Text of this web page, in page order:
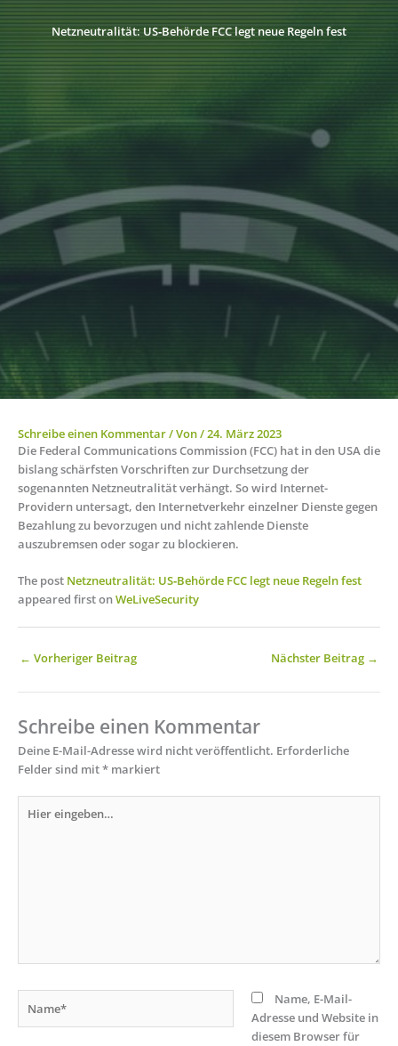
Netzneutralität: US‑Behörde FCC legt neue Regeln fest
Schreibe einen Kommentar/ Von/24. März 2023
Die Federal Communications Commission (FCC) hat in den USA die
bislang schärfsten Vorschriften zur Durchsetzung der
sogenannten Netzneutralität verhängt. So wird Internet-
Providern untersagt, den Internetverkehr einzelner Dienste gegen
Bezahlung zu bevorzugen und nicht zahlende Dienste
auszubremsen oder sogar zu blockieren.
The post Netzneutralität: US‑Behörde FCC legt neue Regeln fest
appeared first onWeLiveSecurity
← Vorheriger Beitrag Nächster Beitrag →
Schreibe einen Kommentar
Deine E-Mail-Adresse wird nicht veröffentlicht. Erforderliche
Felder sind mit* markiert
eingeben…
Name, E-Mail-
Adresse und Website in
diesem Browser für